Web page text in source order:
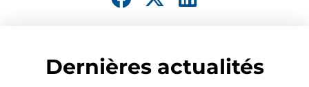
Dernières actualités